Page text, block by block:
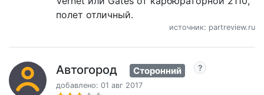
полет отличный.
источник: partreview.ru
Автогород Сторонний
добавлено: 01 авг 2017